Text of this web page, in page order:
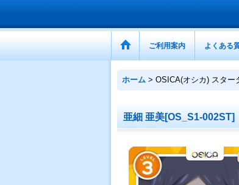
ご利用案内 よくある
ホーム > OSICA(オシカ) スター
亜細 亜美[OS_S1-002ST]